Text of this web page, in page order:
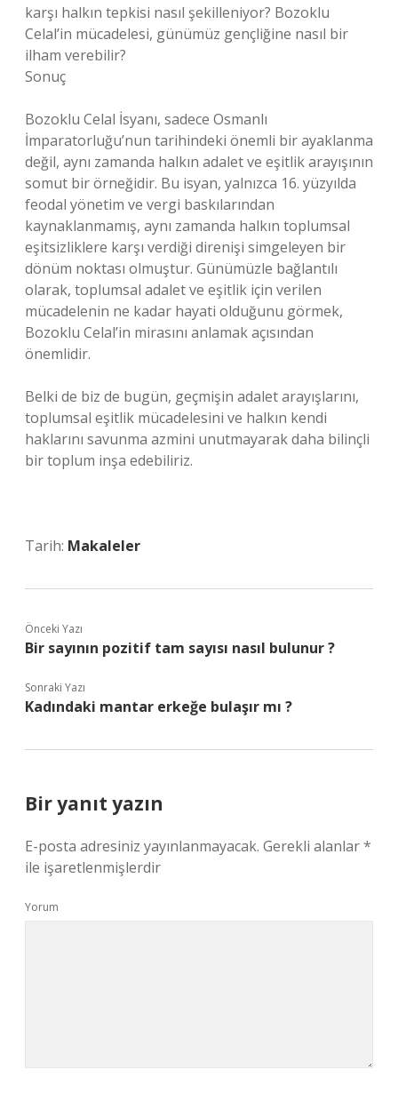
karşı halkın tepkisi nasıl şekilleniyor? Bozoklu
Celal’in mücadelesi, günümüz gençliğine nasıl bir
ilham verebilir?
Sonuç
Bozoklu Celal İsyanı, sadece Osmanlı
İmparatorluğu’nun tarihindeki önemli bir ayaklanma
değil, aynı zamanda halkın adalet ve eşitlik arayışının
somut bir örneğidir. Bu isyan, yalnızca 16. yüzyılda
feodal yönetim ve vergi baskılarından
kaynaklanmamış, aynı zamanda halkın toplumsal
eşitsizliklere karşı verdiği direnişi simgeleyen bir
dönüm noktası olmuştur. Günümüzle bağlantılı
olarak, toplumsal adalet ve eşitlik için verilen
mücadelenin ne kadar hayati olduğunu görmek,
Bozoklu Celal’in mirasını anlamak açısından
önemlidir.
Belki de biz de bugün, geçmişin adalet arayışlarını,
toplumsal eşitlik mücadelesini ve halkın kendi
haklarını savunma azmini unutmayarak daha bilinçli
bir toplum inşa edebiliriz.
Tarih: Makaleler
Önceki Yazı
Bir sayının pozitif tam sayısı nasıl bulunur ?
Sonraki Yazı
Kadındaki mantar erkeğe bulaşır mı ?
Bir yanıt yazın
E-posta adresiniz yayınlanmayacak. Gerekli alanlar*
ile işaretlenmişlerdir
Yorum